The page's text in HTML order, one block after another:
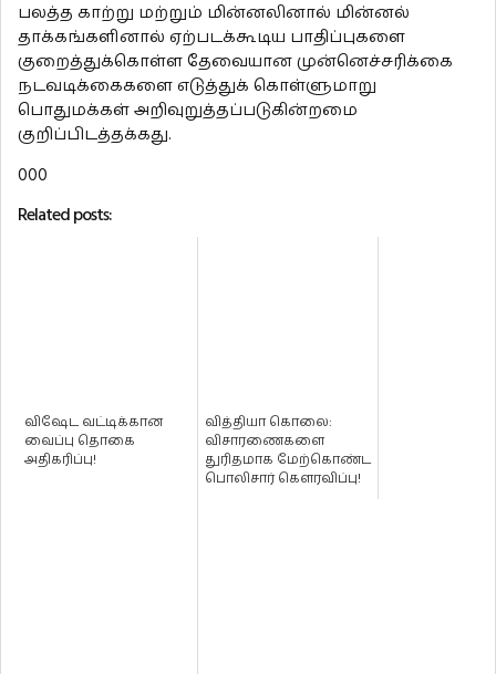
பலத்த காற்று மற்றும் மின்னலினால் மின்னல்
தாக்கங்களினால் ஏற்படக்கூடிய பாதிப்புகளை
குறைத்துக்கொள்ள தேவையான முன்னெச்சரிக்கை
நடவடிக்கைகளை எடுத்துக் கொள்ளுமாறு
பொதுமக்கள் அறிவுறுத்தப்படுகின்றமை
குறிப்பிடத்தக்கது.
000
Related posts:
விஷேட வட்டிக்கான
வைப்பு தொகை
அதிகரிப்பு!
வித்தியா கொலை:
விசாரணைகளை
துரிதமாக மேற்கொண்ட
பொலிசார் கௌரவிப்பு!